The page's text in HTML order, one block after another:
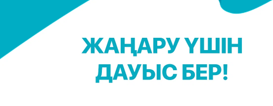
Massaget.kz